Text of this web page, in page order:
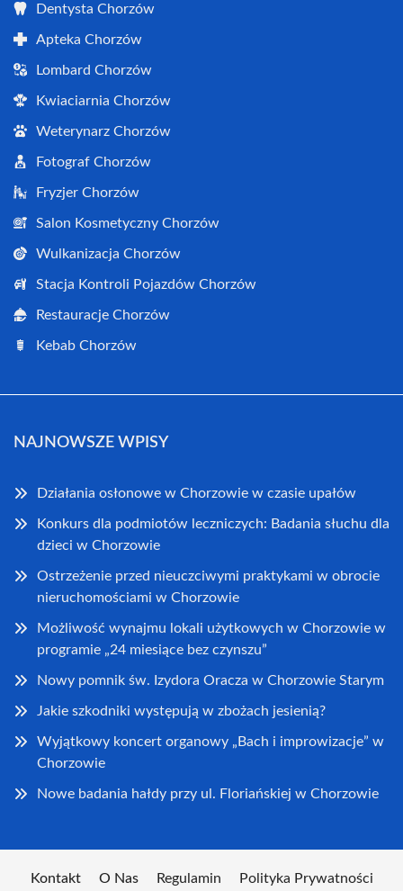
Dentysta Chorzów
Apteka Chorzów
Lombard Chorzów
Kwiaciarnia Chorzów
Weterynarz Chorzów
Fotograf Chorzów
Fryzjer Chorzów
Salon Kosmetyczny Chorzów
Wulkanizacja Chorzów
Stacja Kontroli Pojazdów Chorzów
Restauracje Chorzów
Kebab Chorzów
NAJNOWSZE WPISY
Działania osłonowe w Chorzowie w czasie upałów
Konkurs dla podmiotów leczniczych: Badania słuchu dla
dzieci w Chorzowie
Ostrzeżenie przed nieuczciwymi praktykami w obrocie
nieruchomościami w Chorzowie
Możliwość wynajmu lokali użytkowych w Chorzowie w
programie „24 miesiące bez czynszu”
Nowy pomnik św. Izydora Oracza w Chorzowie Starym
Jakie szkodniki występują w zbożach jesienią?
Wyjątkowy koncert organowy „Bach i improwizacje” w
Chorzowie
Nowe badania hałdy przy ul. Floriańskiej w Chorzowie
Kontakt O Nas Regulamin Polityka Prywatności